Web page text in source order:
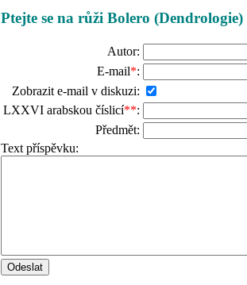
Ptejte se na růži Bolero (Dendrologie)
Autor:
E-mail*:
Zobrazit e-mail v diskuzi:
LXXVI arabskou číslicí**:
Předmět:
Text příspěvku: